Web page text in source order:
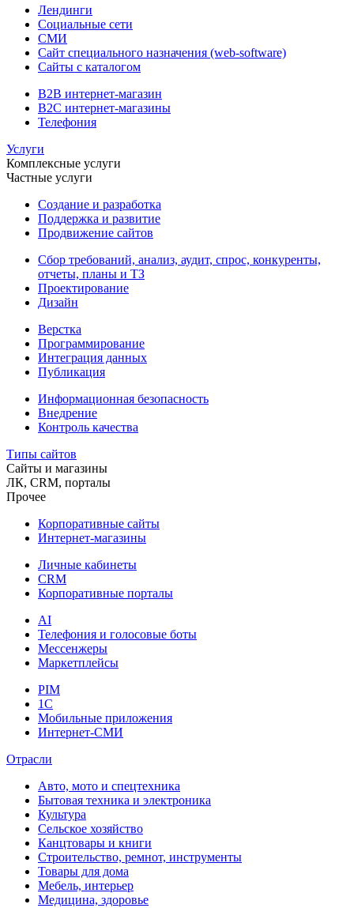
Лендинги
Социальные сети
СМИ
Сайт специального назначения (web-software)
Сайты с каталогом
B2B интернет-магазин
B2C интернет-магазины
Телефония
Услуги
Комплексные услуги
Частные услуги
Создание и разработка
Поддержка и развитие
Продвижение сайтов
Сбор требований, анализ, аудит, спрос, конкуренты,
отчеты, планы и ТЗ
Проектирование
Дизайн
Верстка
Программирование
Интеграция данных
Публикация
Информационная безопасность
Внедрение
Контроль качества
Типы сайтов
Сайты и магазины
ЛК, CRM, порталы
Прочее
Корпоративные сайты
Интернет-магазины
Личные кабинеты
CRM
Корпоративные порталы
AI
Телефония и голосовые боты
Мессенжеры
Маркетплейсы
PIM
1C
Мобильные приложения
Интернет-СМИ
Отрасли
Авто, мото и спецтехника
Бытовая техника и электроника
Культура
Сельское хозяйство
Канцтовары и книги
Строительство, ремнот, инструменты
Товары для дома
Мебель, интерьер
Медицина, здоровье